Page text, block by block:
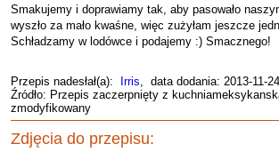
Smakujemy i doprawiamy tak, aby pasowało
wyszło za mało kwaśne, więc zużyłam jeszcze
Schładzamy w lodówce i podajemy :) Smacznego!
Przepis nadesłał(a): Irris, data dodania: 2013-11-24
Źródło: Przepis zaczerpnięty z
zmodyfikowany
Zdjęcia do przepisu: